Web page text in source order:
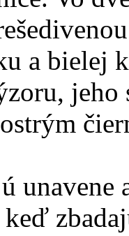
a bielej
jeho
unavene